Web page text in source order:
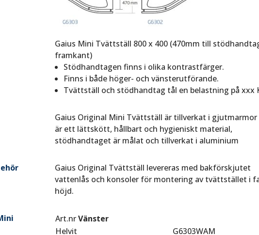
Gaius Mini Tvättställ 800 x 400 (470mm till
framkant)
Stödhandtagen finns i olika kontrastfärger.
Finns i både höger- och vänsterutförande.
Tvättställ och stödhandtag tål en belastning på xxx
Gaius Original Mini Tvättställ är tillverkat i gjutmarmor
är ett lättskött, hållbart och hygieniskt material,
stödhandtaget är målat och tillverkat i aluminium
Gaius Original Tvättställ levereras med bakförskjutet
vattenlås och konsoler för montering av tvättstället i
höjd.
Art.nrVänster
Helvit
G6303WAM